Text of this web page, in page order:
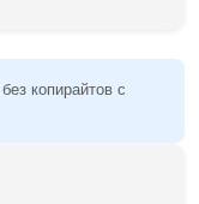
копирайтов с